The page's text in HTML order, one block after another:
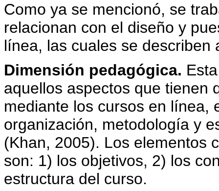
Como ya se mencionó, se
relacionan con el diseño y
línea, las cuales se describen
Dimensión pedagógica.
aquellos aspectos que tienen
mediante los cursos en línea,
organización, metodología y
(Khan, 2005). Los elementos
son: 1) los objetivos, 2) los
estructura del curso.